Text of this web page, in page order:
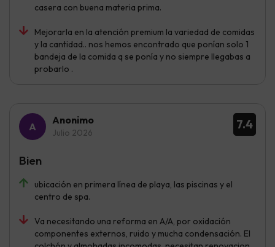
casera con buena materia prima.
Mejorarla en la atención premium la variedad de comidas
y la cantidad.. nos hemos encontrado que ponían solo 1
bandeja de la comida q se ponía y no siempre llegabas a
probarlo .
7.4
Anonimo
Julio 2026
ubicación en primera línea de playa, las piscinas y el
centro de spa.
Va necesitando una reforma en A/A, por oxidación
componentes externos, ruido y mucha condensación. El
Bien